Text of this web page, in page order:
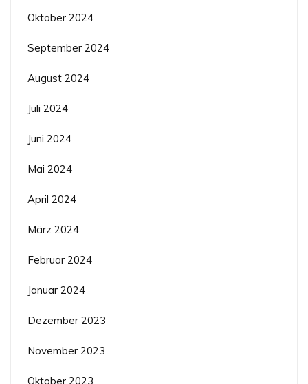
Oktober 2024
September 2024
August 2024
Juli 2024
Juni 2024
Mai 2024
April 2024
März 2024
Februar 2024
Januar 2024
Dezember 2023
November 2023
Oktober 2023